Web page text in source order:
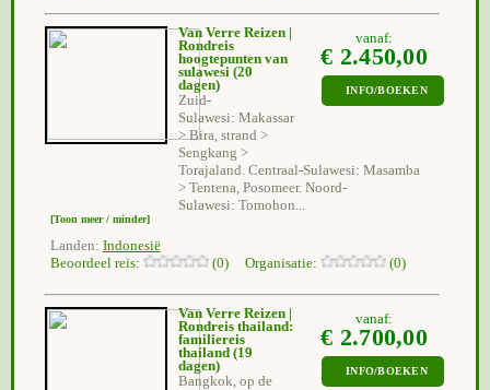
vanaf:
€ 2.450,00
INFO/BOEKEN
Van Verre Reizen |
Rondreis
hoogtepunten van
sulawesi (20
dagen)
Zuid-
Sulawesi: Makassar
> Bira, strand >
Sengkang >
Torajaland. Centraal-Sulawesi: Masamba
> Tentena, Posomeer. Noord-
Sulawesi: Tomohon...
[Toon meer / minder]
Landen: Indonesië
Beoordeel reis:
(0) Organisatie: (0)
vanaf:
€ 2.700,00
INFO/BOEKEN
Van Verre Reizen |
Rondreis thailand:
familiereis
thailand (19
dagen)
Bangkok, op de